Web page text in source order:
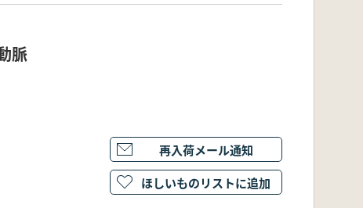
脈
再入荷メール通知
ほしいものリストに追加